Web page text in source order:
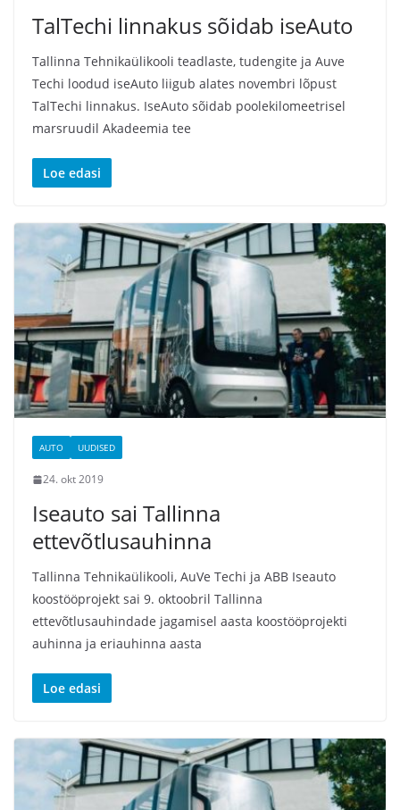
TalTechi linnakus sõidab iseAuto
Tallinna Tehnikaülikooli teadlaste, tudengite ja Auve
Techi loodud iseAuto liigub alates novembri lõpust
TalTechi linnakus. IseAuto sõidab poolekilomeetrisel
marsruudil Akadeemia tee
Loe edasi
AUTO UUDISED
24. okt 2019
Iseauto sai Tallinna
ettevõtlusauhinna
Tallinna Tehnikaülikooli, AuVe Techi ja ABB Iseauto
koostööprojekt sai 9. oktoobril Tallinna
ettevõtlusauhindade jagamisel aasta koostööprojekti
auhinna ja eriauhinna aasta
Loe edasi